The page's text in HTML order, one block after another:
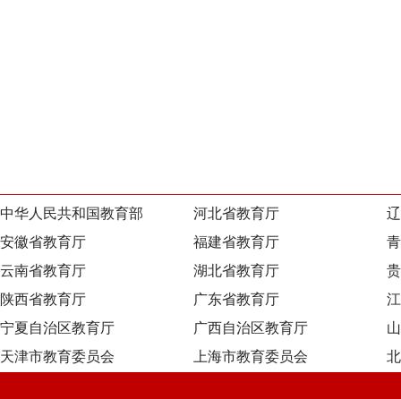
中华人民共和国教育部 河北省教育厅
安徽省教育厅
福建省教育厅
云南省教育厅
湖北省教育厅
陕西省教育厅
广东省教育厅
宁夏自治区教育厅
广西自治区教育厅
天津市教育委员会
上海市教育委员会